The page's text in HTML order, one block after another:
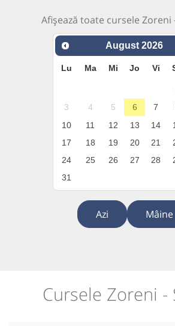
Afișează toate cursele Zoreni
August 2026
Lu Ma Mi Jo Vi
3
4 5 6 7
10
11 12 13 14
17
18 19 20 21
24
25 26 27 28
31
Azi Mâine
Cursele Zoreni -